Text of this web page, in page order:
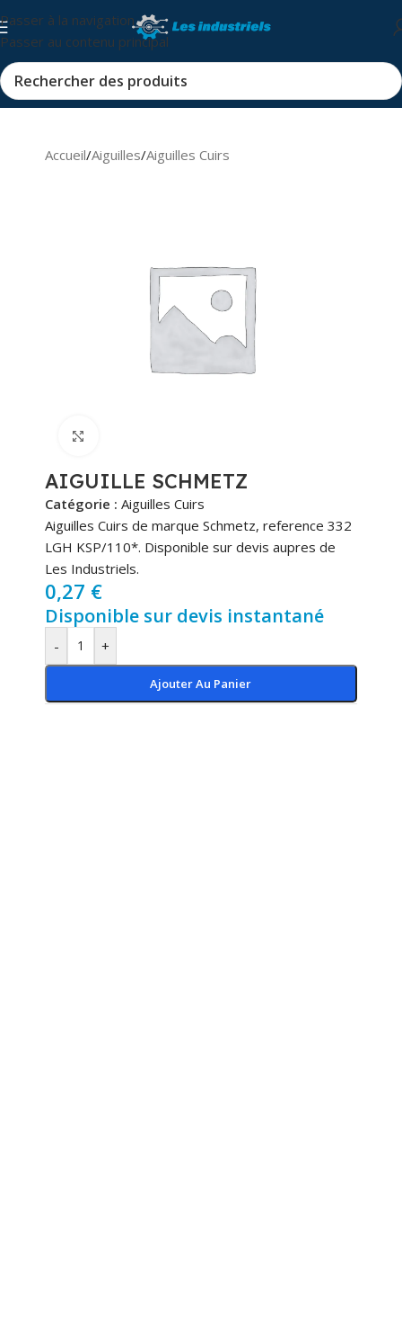
Passer à la navigation
Passer au contenu principal
Accueil/Aiguilles/Aiguilles Cuirs
AIGUILLE SCHMETZ
Catégorie : Aiguilles Cuirs
Aiguilles Cuirs de marque Schmetz, reference 332
LGH KSP/110*. Disponible sur devis aupres de
Les Industriels.
0,27 €
Disponible sur devis instantané
- +
Ajouter Au Panier